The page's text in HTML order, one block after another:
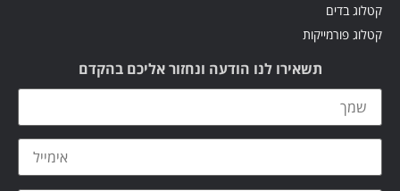
קטלוג בדים
קטלוג פורמייקות
תשאירו לנו הודעה ונחזור אליכם בהקדם